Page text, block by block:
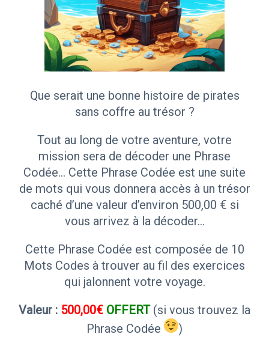
Que serait une bonne histoire de pirates
sans coffre au trésor ?
Tout au long de votre aventure, votre
mission sera de décoder une Phrase
Codée… Cette Phrase Codée est une suite
de mots qui vous donnera accès à un trésor
caché d’une valeur d’environ 500,00 € si
vous arrivez à la décoder…
Cette Phrase Codée est composée de 10
Mots Codes à trouver au fil des exercices
qui jalonnent votre voyage.
Valeur : 500,00€ OFFERT (si vous trouvez la
Phrase Codée
)